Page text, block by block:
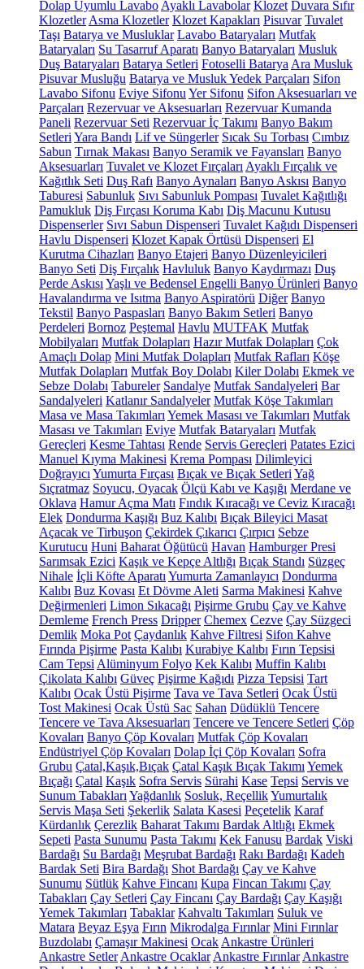
Dolap Uyumlu Lavabo Ayaklı Lavabolar Klozet Duvara Sıfır
Klozetler Asma Klozetler Klozet Kapakları Pisuvar Tuvalet
Taşı Batarya ve Musluklar Lavabo Bataryaları Mutfak
Bataryaları Su Tasarruf Aparatı Banyo Bataryaları Musluk
Duş Bataryaları Batarya Setleri Fotoselli Batarya Ara Musluk
Pisuvar Musluğu Batarya ve Musluk Yedek Parçaları Sifon
Lavabo Sifonu Eviye Sifonu Yer Sifonu Sifon Aksesuarları ve
Parçaları Rezervuar ve Aksesuarları Rezervuar Kumanda
Paneli Rezervuar Seti Rezervuar İç Takımı Banyo Bakım
Setleri Yara Bandı Lif ve Süngerler Sıcak Su Torbası Cımbız
Sabun Tırnak Makası Banyo Seramik ve Fayansları Banyo
Aksesuarları Tuvalet ve Klozet Fırçaları Ayaklı Fırçalık ve
Kağıtlık Seti Duş Rafı Banyo Aynaları Banyo Askısı Banyo
Taburesi Sabunluk Sıvı Sabunluk Pompası Tuvalet Kağıtlığı
Pamukluk Diş Fırçası Koruma Kabı Diş Macunu Kutusu
Dispenserler Sıvı Sabun Dispenseri Tuvalet Kağıdı Dispenseri
Havlu Dispenseri Klozet Kapak Örtüsü Dispenseri El
Kurutma Cihazları Banyo Etajeri Banyo Düzenleyicileri
Banyo Seti Diş Fırçalık Havluluk Banyo Kaydırmazı Duş
Perde Askısı Yaşlı ve Bedensel Engelli Banyo Ürünleri Banyo
Havalandırma ve Isıtma Banyo Aspiratörü Diğer Banyo
Tekstil Banyo Paspasları Banyo Bakım Setleri Banyo
Perdeleri Bornoz Peştemal Havlu MUTFAK Mutfak
Mobilyaları Mutfak Dolapları Hazır Mutfak Dolapları Çok
Amaçlı Dolap Mini Mutfak Dolapları Mutfak Rafları Köşe
Mutfak Dolapları Mutfak Boy Dolabı Kiler Dolabı Ekmek ve
Sebze Dolabı Tabureler Sandalye Mutfak Sandalyeleri Bar
Sandalyeleri Katlanır Sandalyeler Mutfak Köşe Takımları
Masa ve Masa Takımları Yemek Masası ve Takımları Mutfak
Masası ve Takımları Eviye Mutfak Bataryaları Mutfak
Gereçleri Kesme Tahtası Rende Servis Gereçleri Patates Ezici
Manuel Kıyma Makinesi Krema Pompası Dilimleyici
Doğrayıcı Yumurta Fırçası Bıçak ve Bıçak Setleri Yağ
Sıçratmaz Soyucu, Oyacak Ölçü Kabı ve Kaşığı Merdane ve
Oklava Hamur Açma Matı Fındık Kıracağı ve Ceviz Kıracağı
Elek Dondurma Kaşığı Buz Kalıbı Bıçak Bileyici Masat
Açacak ve Tirbuşon Çekirdek Çıkarıcı Çırpıcı Sebze
Kurutucu Huni Baharat Öğütücü Havan Hamburger Presi
Sarımsak Ezici Kaşık ve Kepçe Altlığı Bıçak Standı Süzgeç
Nihale İçli Köfte Aparatı Yumurta Zamanlayıcı Dondurma
Kalıbı Buz Kovası Et Dövme Aleti Sarma Makinesi Kahve
Değirmenleri Limon Sıkacağı Pişirme Grubu Çay ve Kahve
Demleme French Press Dripper Chemex Cezve Çay Süzgeci
Demlik Moka Pot Çaydanlık Kahve Filtresi Sifon Kahve
Fırında Pişirme Pasta Kalıbı Kurabiye Kalıbı Fırın Tepsisi
Cam Tepsi Alüminyum Folyo Kek Kalıbı Muffin Kalıbı
Çikolata Kalıbı Güveç Pişirme Kağıdı Pizza Tepsisi Tart
Kalıbı Ocak Üstü Pişirme Tava ve Tava Setleri Ocak Üstü
Tost Makinesi Ocak Üstü Sac Sahan Düdüklü Tencere
Tencere ve Tava Aksesuarları Tencere ve Tencere Setleri Çöp
Kovaları Banyo Çöp Kovaları Mutfak Çöp Kovaları
Endüstriyel Çöp Kovaları Dolap İçi Çöp Kovaları Sofra
Grubu Çatal,Kaşık,Bıçak Çatal Kaşık Bıçak Takımı Yemek
Bıçağı Çatal Kaşık Sofra Servis Sürahi Kase Tepsi Servis ve
Sunum Tabakları Yağdanlık Sosluk, ReçellikYumurtalık
Servis Maşa Seti Şekerlik Salata Kasesi Peçetelik Karaf
Kürdanlık Çerezlik Baharat Takımı Bardak Altlığı Ekmek
Sepeti Pasta Sunumu Pasta Takımı Kek Fanusu Bardak Viski
Bardağı Su Bardağı Meşrubat Bardağı Rakı Bardağı Kadeh
Bardak Seti Bira Bardağı Shot Bardağı Çay ve Kahve
Sunumu Sütlük Kahve Fincanı Kupa Fincan Takımı Çay
Tabakları Çay Setleri Çay Fincanı Çay Bardağı Çay Kaşığı
Yemek Takımları Tabaklar Kahvaltı Takımları Suluk ve
Matara Beyaz Eşya Fırın Mikrodalga Fırınlar Mini Fırınlar
Buzdolabı Çamaşır Makinesi Ocak Ankastre Ürünleri
Ankastre Setler Ankastre Ocaklar Ankastre Fırınlar Ankastre